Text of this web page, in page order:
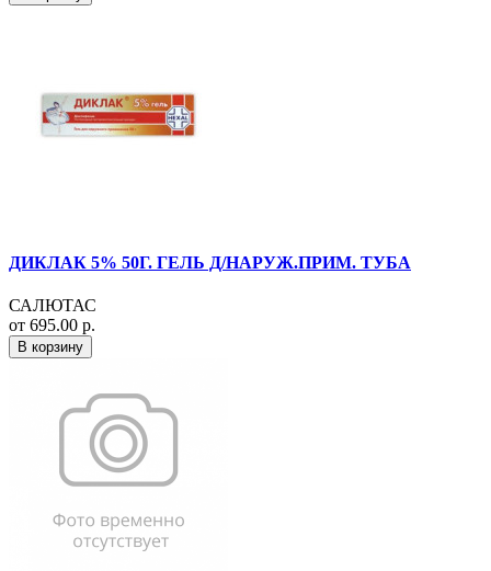
ДИКЛАК 5% 50Г. ГЕЛЬ Д/НАРУЖ.ПРИМ. ТУБА
САЛЮТАС
от 695.00 р.
В корзину